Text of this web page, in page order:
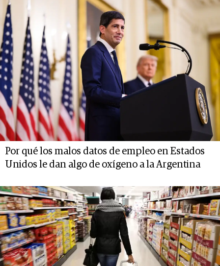
Por qué los malos datos de empleo en Estados
Unidos le dan algo de oxígeno a la Argentina